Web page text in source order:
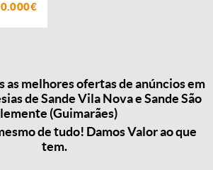
as melhores ofertas de anúncios em
de Sande Vila Nova e Sande São
(Guimarães)
de tudo! Damos Valor ao que
tem.